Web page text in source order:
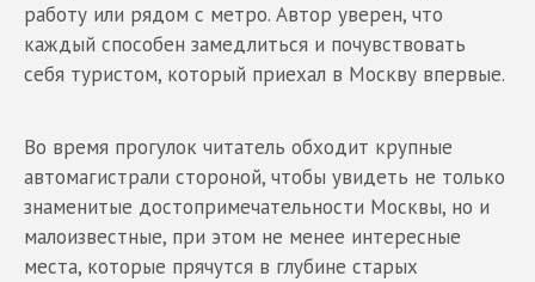
работу или рядом с метро. Автор уверен, что
каждый способен замедлиться и почувствовать
себя туристом, который приехал в Москву впервые.
Во время прогулок читатель обходит крупные
автомагистрали стороной, чтобы увидеть не только
знаменитые достопримечательности Москвы, но и
малоизвестные, при этом не менее интересные
места, которые прячутся в глубине старых